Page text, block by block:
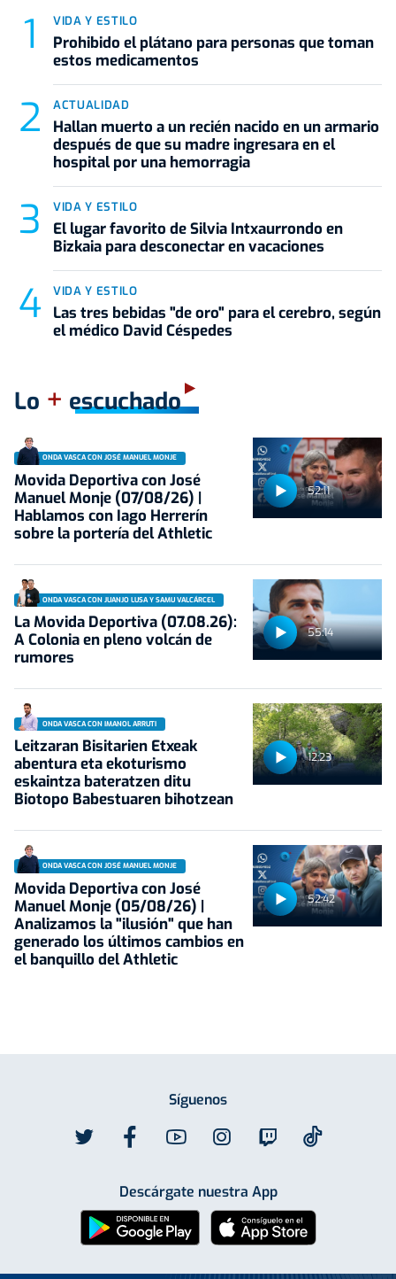
VIDA Y ESTILO
Prohibido el plátano para personas que toman
estos medicamentos
ACTUALIDAD
Hallan muerto a un recién nacido en un armario
después de que su madre ingresara en el
hospital por una hemorragia
VIDA Y ESTILO
El lugar favorito de Silvia Intxaurrondo en
Bizkaia para desconectar en vacaciones
VIDA Y ESTILO
Las tres bebidas "de oro" para el cerebro, según
el médico David Céspedes
Lo + escuchado
52:11
ONDA VASCA CON JOSÉ MANUEL MONJE
Movida Deportiva con José
Manuel Monje (07/08/26) |
Hablamos con Iago Herrerín
sobre la portería del Athletic
55:14
ONDA VASCA CON JUANJO LUSA Y SAMU VALCÁRCEL
La Movida Deportiva (07.08.26):
A Colonia en pleno volcán de
rumores
12:23
ONDA VASCA CON IMANOL ARRUTI
Leitzaran Bisitarien Etxeak
abentura eta ekoturismo
eskaintza bateratzen ditu
Biotopo Babestuaren bihotzean
52:42
ONDA VASCA CON JOSÉ MANUEL MONJE
Movida Deportiva con José
Manuel Monje (05/08/26) |
Analizamos la "ilusión" que han
generado los últimos cambios en
el banquillo del Athletic
Síguenos
Descárgate nuestra App